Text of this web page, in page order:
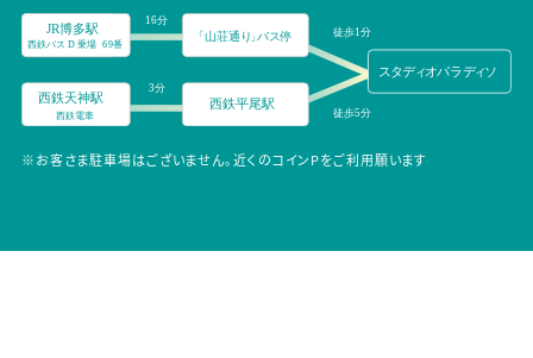
※お客さま駐車場はございません。近くのコインPをご利用願います